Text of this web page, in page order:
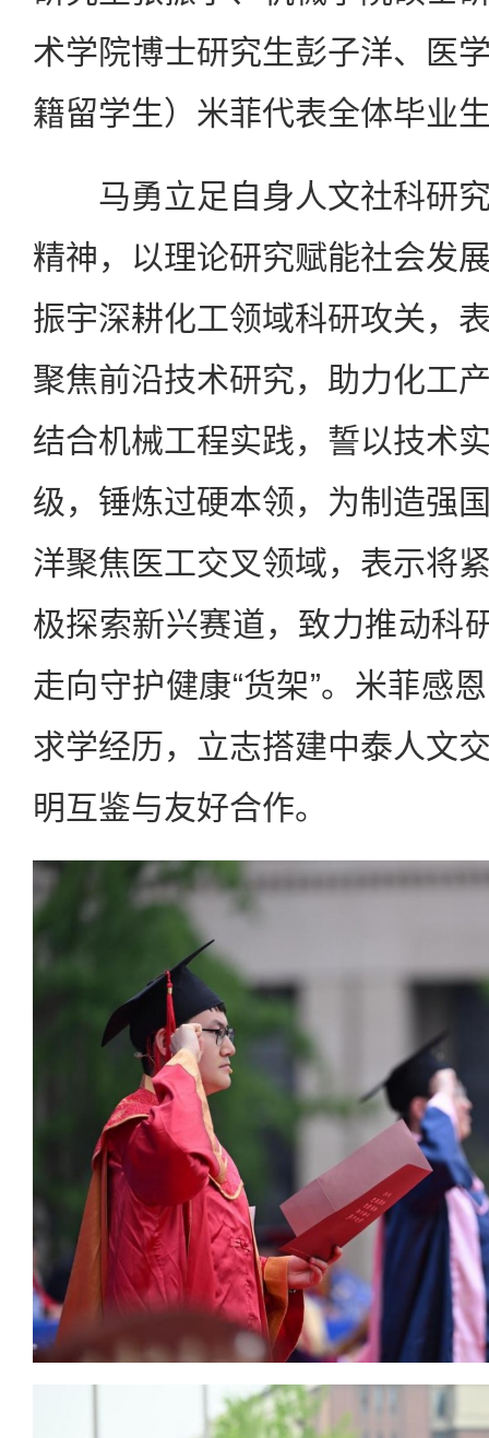
术学院博士研究生彭子洋、医
籍留学生）米菲代表全体毕业
马勇立足自身人文社科研究
精神，以理论研究赋能社会发
振宇深耕化工领域科研攻关，
聚焦前沿技术研究，助力化工
结合机械工程实践，誓以技术
级，锤炼过硬本领，为制造强
洋聚焦医工交叉领域，表示将
极探索新兴赛道，致力推动科
走向守护健康“货架”。米菲感
求学经历，立志搭建中泰人文
明互鉴与友好合作。